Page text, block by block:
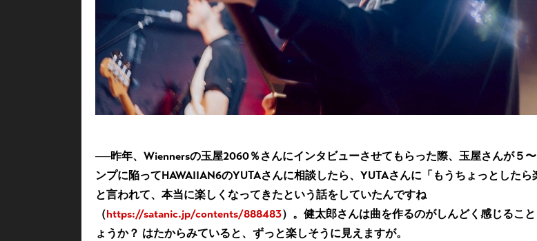
──昨年、Wiennersの玉屋2060％さんにインタビューさせてもらった際、玉屋さんが５
ンプに陥ってHAWAIIAN6のYUTAさんに相談したら、YUTAさんに「もうちょっとしたら
と言われて、本当に楽しくなってきたという話をしていたんですね
（https://satanic.jp/contents/888483）。健太郎さんは曲を作るのがしんどく感じるこ
ょうか？ はたからみていると、ずっと楽しそうに見えますが。